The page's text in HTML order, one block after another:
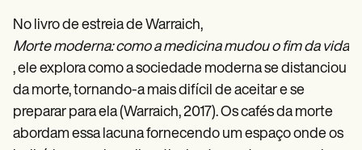
No livro de estreia de Warraich,
Morte moderna: como a medicina mudou o fim da vida
, ele explora como a sociedade moderna se distanciou
da morte, tornando-a mais difícil de aceitar e se
preparar para ela (Warraich, 2017). Os cafés da morte
abordam essa lacuna fornecendo um espaço onde os